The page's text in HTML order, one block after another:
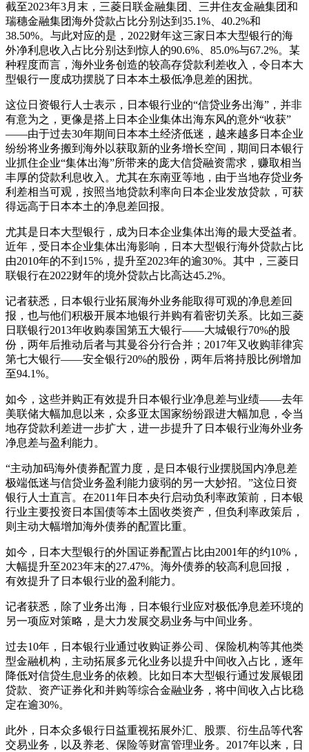
截至2023年3月末，三菱日联金融集团、三井住友金融集团和
瑞穗金融集团海外贷款占比分别达到35.1%、40.2%和
38.50%。与此对应的是，2022财年这三家日本大型银行的海
外净利息收入占比分别达到惊人的90.6%、85.0%与67.2%。某
种程度而言，海外业务创造的较高存贷款利差收入，令日本大
型银行一度成功摆脱了日本本土极低净息差的困扰。
这位日资银行人士表示，日本银行业的“信贷业务出海”，并非
有意为之，更像是搭上日本企业集体出海东风的意外“收获”
——由于过去30年期间日本本土经济低迷，越来越多日本企业
纷纷将业务搬到海外以获取新的业务增长空间，期间日本银行
业抓住企业“集体出海”所带来的庞大信贷融资需求，赚取相当
丰厚的贷款利息收入。尤其在东南亚等地，由于当地存贷业务
利差相当可观，按照当地贷款利率向日本企业发放贷款，可获
得远高于日本本土的净息差回报。
尤其是日本大型银行，成为日本企业集体出海的最大受益者。
近年，受日本企业集体出海影响，日本大型银行海外贷款占比
由2010年的不到15%，提升至2023年的逾30%。其中，三菱日
联银行在2022财年的境外贷款占比高达45.2%。
记者获悉，日本银行业拓展海外业务能取得可观的净息差回
报，也与他们积极开展本地银行并购有着密切关系。比如三菱
日联银行2013年收购泰国第五大银行——大城银行70%的股
份，两年后推动后者与其曼谷分行合并；2017年又收购菲律宾
第七大银行——安全银行20%的股份，两年后将持股比例增加
至94.1%。
如今，这些并购正有效提升日本银行业净息差与业绩——去年
美联储大幅加息以来，众多亚太国家纷纷跟进大幅加息，令当
地存贷款利差进一步扩大，进一步提升了日本银行业海外业务
净息差与盈利能力。
“主动加码海外债券配置力度，是日本银行业摆脱国内净息差
极端低迷与信贷业务盈利能力疲弱的另一大妙招。”这位日资
银行人士直言。在2011年日本央行启动负利率政策前，日本银
行业主要投资日本国债等本土固收类资产，但负利率政策后，
则主动大幅增加海外债券的配置比重。
如今，日本大型银行的外国证券配置占比由2001年的约10%，
大幅提升至2023年末的27.47%。海外债券的较高利息回报，
有效提升了日本银行业的盈利能力。
记者获悉，除了业务出海，日本银行业应对极低净息差环境的
另一项应对策略，是大力发展交易业务与中间业务。
过去10年，日本银行业通过收购证券公司、保险机构等其他类
型金融机构，主动拓展多元化业务以提升中间收入占比，逐年
降低对信贷生息业务的依赖。比如日本大型银行通过发展银团
贷款、资产证券化和并购等综合金融业务，将中间收入占比稳
定在逾30%。
此外，日本众多银行日益重视拓展外汇、股票、衍生品等代客
交易业务，以及养老、保险等财富管理业务。2017年以来，日